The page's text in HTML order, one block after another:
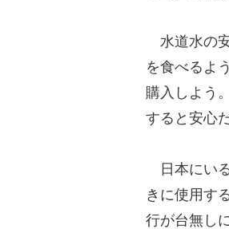
水道水の
を食べるよ
購入しよう
すると安心
日本にい
きに使用す
行が台無し